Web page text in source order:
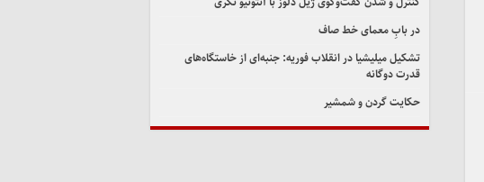
در بابِ معمای خط صاف
تشکیل میلیشیا در انقلاب فوریه: جنبه‌ای از خاستگاه‌های
قدرت دوگانه
حکایت گردن و شمشیر